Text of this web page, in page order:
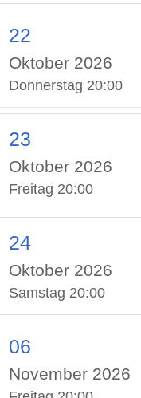
22
Oktober 2026
Donnerstag 20:00
23
Oktober 2026
Freitag 20:00
24
Oktober 2026
Samstag 20:00
06
November 2026